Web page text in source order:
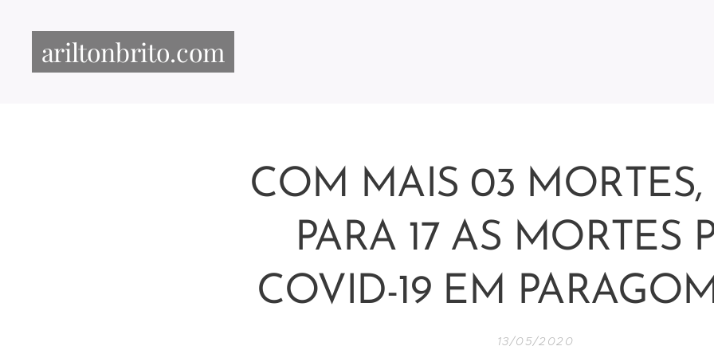
ariltonbrito.com
COM MAIS 03 MORTES,
PARA 17 AS MORTES
COVID-19 EM
13/05/2020